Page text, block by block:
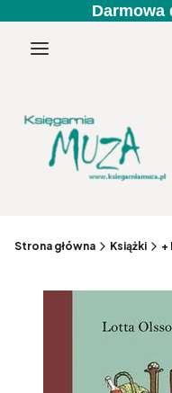
Darmowa
Menu
Strona główna Książki +